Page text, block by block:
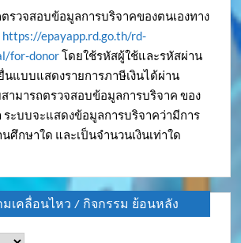
รวจสอบข้อมูลการบริจาคของตนเองทาง
https://epayapp.rd.go.th/rd-
for-donorโดยใช้รหัสผู้ใช้และรหัสผ่าน
นแบบแสดงรายการภาษีเงินได้ผ่าน
สามารถตรวจสอบข้อมูลการบริจาค ของ
ระบบจะแสดงข้อมูลการบริจาคว่ามีการ
ศึกษาใด และเป็นจำนวนเงินเท่าใด
เคลื่อนไหว / กิจกรรม ย้อนหลัง